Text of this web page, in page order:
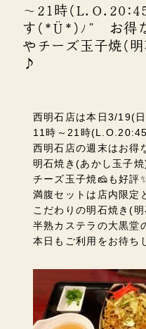
～21時
す(*Ü*)ﾉ” お得な
やチーズ玉子焼(
♪
西明石店は本日3/19(
11時～21時
西明石店の週末はお得
明石焼き(あかし玉子
チーズ玉子焼🧀も好評
満腹セットは店内限定
こだわりの明石焼き(
半熟カステラの大黒堂
本日もご利用をお待ち